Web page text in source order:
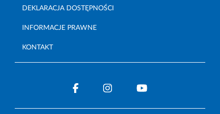
DEKLARACJA DOSTĘPNOŚCI
INFORMACJE PRAWNE
KONTAKT